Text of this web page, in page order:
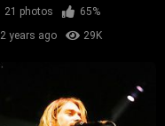
21 photos
65%
2 years ago
29K